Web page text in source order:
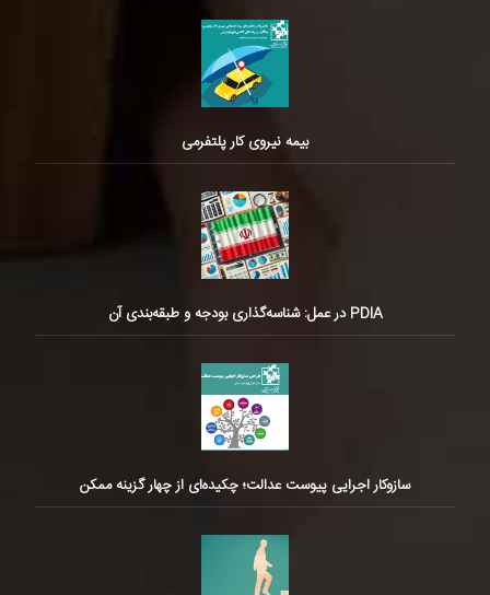
بیمه نیروی کار پلتفرمی
PDIA در عمل: شناسه‌گذاری بودجه و طبقه‌بندی آن
سازوکار اجرایی پیوست عدالت؛ چکیده‌ای از چهار گزینه ممکن